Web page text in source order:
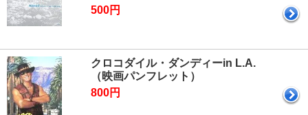
500円
クロコダイル・ダンディーin L.A.
（映画パンフレット）
800円